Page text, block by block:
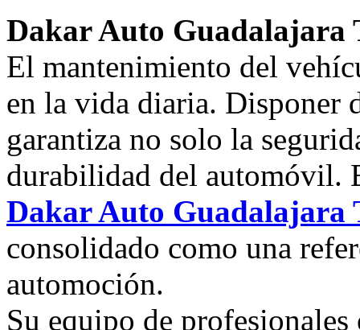
Dakar Auto Guadalajara
El mantenimiento del
en la vida diaria. Disponer
garantiza no solo la
durabilidad del automóvil.
Dakar Auto Guadalajara
consolidado como una
automoción.
Su equipo de